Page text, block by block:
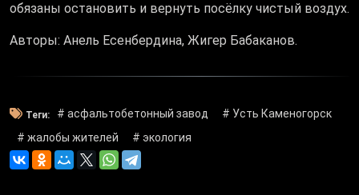
обязаны остановить и вернуть посёлку чистый воздух.
Авторы: Анель Есенбердина, Жигер Бабаканов.
Теги: # асфальтобетонный завод
# Усть Каменогорск
# жалобы жителей
# экология